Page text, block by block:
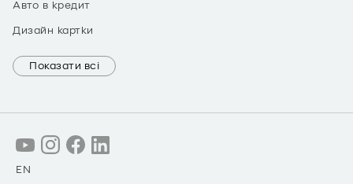
Авто в кредит
Дизайн картки
Показати всі
EN